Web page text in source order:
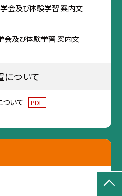
学会及び体験学習 案内文
会及び体験学習 案内文
ついて
いて PDF